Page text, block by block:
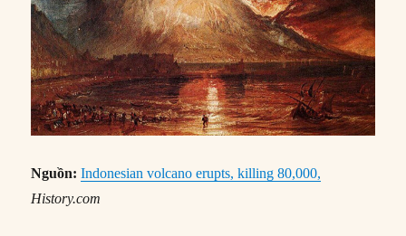
Nguồn: Indonesian volcano erupts, killing 80,000,
History.com